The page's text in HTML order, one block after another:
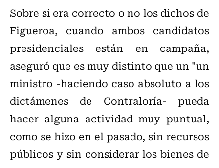
Sobre si era correcto o no los dichos de
Figueroa, cuando ambos candidatos
presidenciales están en campaña,
aseguró que es muy distinto que un "un
ministro -haciendo caso absoluto a los
dictámenes de Contraloría- pueda
hacer alguna actividad muy puntual,
como se hizo en el pasado, sin recursos
públicos y sin considerar los bienes de